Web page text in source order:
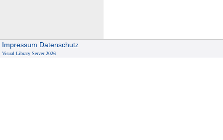
Impressum Datenschutz
Visual Library Server 2026